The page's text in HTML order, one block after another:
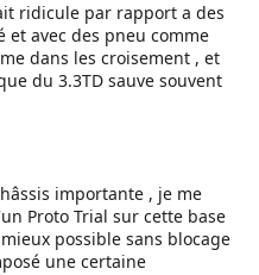
ridicule par rapport a des
avec des pneu comme
dans les croisement , et
du 3.3TD sauve souvent
importante , je me
Proto Trial sur cette base
possible sans blocage
une certaine